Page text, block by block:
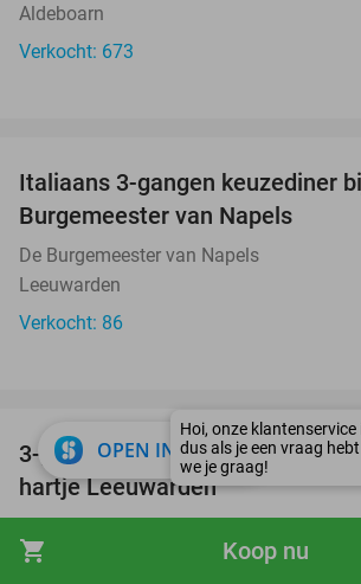
shopping_cart Koop nu
Aldeboarn
Verkocht: 673
Italiaans 3-gangen keuzediner
Burgemeester van Napels
De Burgemeester van Napels
Leeuwarden
Verkocht: 86
3-gangen proeverijdiner bij De
hartje Leeuwarden
Leeuwarden
OPEN IN APP close